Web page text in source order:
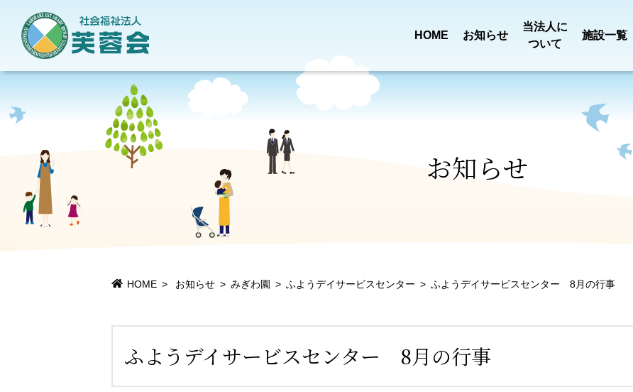
HOME お知らせ
当法人に
ついて
当法人について
ごあいさつ
施設一覧
施設一覧
児童養護施設
ひまわり園
富士市吉原西部
地域貢献活動
プロジェクト
田宿川清掃
役員報酬基準
事業報告・
改善計画書
について
お知らせ
HOME お知らせ みぎわ園 ふようデイサービスセンター ふようデイサービスセンター 8月の行事
ふようデイサービスセンター 8月の行事